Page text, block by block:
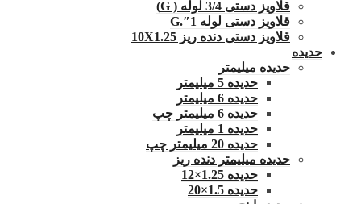
قلاویز دستی 3/4 لوله ( G)
قلاویز دستی لوله 1″.G
قلاویز دستی دنده ریز 10X1.25
حدیده
حدیده میلیمتر
حدیده 5 میلیمتر
حدیده 6 میلیمتر
حدیده 6 میلیمتر چپ
حدیده 1 میلیمتر
حدیده 20 میلیمتر چپ
حدیده میلیمتر دنده ریز
حدیده 1.25×12
حدیده 1.5×20